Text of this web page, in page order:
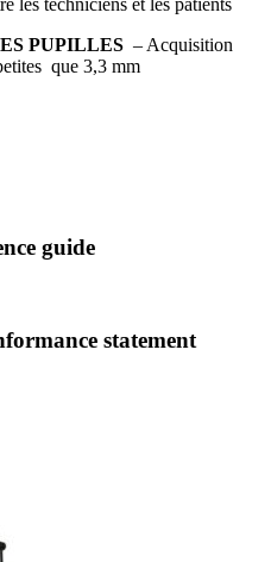
les techniciens et les patients
PUPILLES – Acquisition
que 3,3 mm
guide
statement